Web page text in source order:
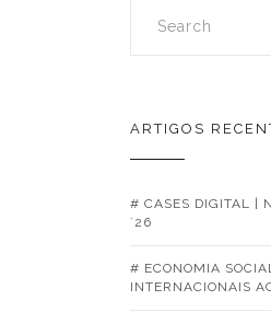
ARTIGOS
# CASES DIGITAL |
´26
# ECONOMIA
INTERNACIONAIS